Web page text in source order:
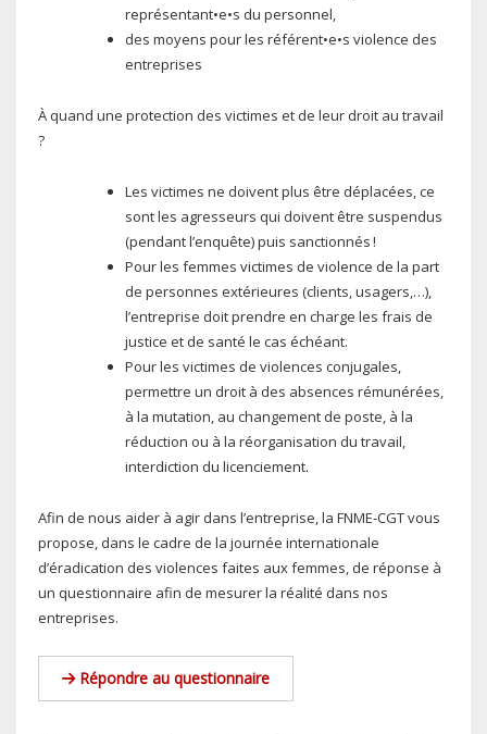
représentant•e•s du personnel,
des moyens pour les référent•e•s violence des
entreprises
À quand une protection des victimes et de leur droit au travail
?
Les victimes ne doivent plus être déplacées, ce
sont les agresseurs qui doivent être suspendus
(pendant l’enquête) puis sanctionnés !
Pour les femmes victimes de violence de la part
de personnes extérieures (clients, usagers,…),
l’entreprise doit prendre en charge les frais de
justice et de santé le cas échéant.
Pour les victimes de violences conjugales,
permettre un droit à des absences rémunérées,
à la mutation, au changement de poste, à la
réduction ou à la réorganisation du travail,
interdiction du licenciement.
Afin de nous aider à agir dans l’entreprise, la FNME-CGT vous
propose, dans le cadre de la journée internationale
d’éradication des violences faites aux femmes, de réponse à
un questionnaire afin de mesurer la réalité dans nos
entreprises.
Répondre au questionnaire